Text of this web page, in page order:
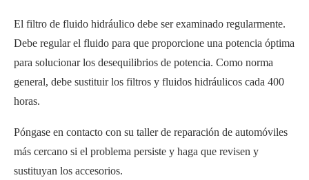
El filtro de fluido hidráulico debe ser examinado regularmente.
Debe regular el fluido para que proporcione una potencia óptima
para solucionar los desequilibrios de potencia. Como norma
general, debe sustituir los filtros y fluidos hidráulicos cada 400
horas.
Póngase en contacto con su taller de reparación de automóviles
más cercano si el problema persiste y haga que revisen y
sustituyan los accesorios.